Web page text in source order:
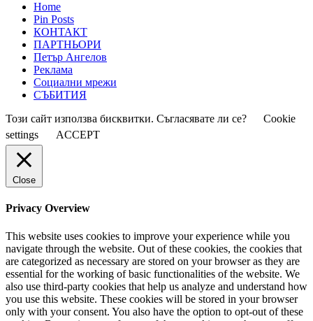
Home
Pin Posts
КОНТАКТ
ПАРТНЬОРИ
Петър Ангелов
Реклама
Социални мрежи
СЪБИТИЯ
Този сайт използва бисквитки. Съгласявате ли се?
Cookie
settings
ACCEPT
Close
Privacy Overview
This website uses cookies to improve your experience while you
navigate through the website. Out of these cookies, the cookies that
are categorized as necessary are stored on your browser as they are
essential for the working of basic functionalities of the website. We
also use third-party cookies that help us analyze and understand how
you use this website. These cookies will be stored in your browser
only with your consent. You also have the option to opt-out of these